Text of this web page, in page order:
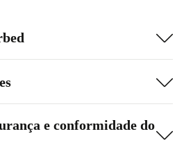
e conformidade do